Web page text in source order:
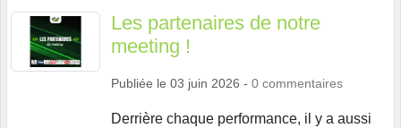
Les partenaires de notre
meeting !
Publiée le 03 juin 2026 - 0 commentaires
Derrière chaque performance, il y a aussi